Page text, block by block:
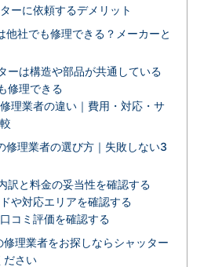
ーに依頼するデメリット
他社でも修理できる？メーカーと
ーは構造や部品が共通している
修理できる
理業者の違い｜費用・対応・サ
修理業者の選び方｜失敗しない3
訳と料金の妥当性を確認する
や対応エリアを確認する
コミ評価を確認する
修理業者をお探しならシャッター
ださい